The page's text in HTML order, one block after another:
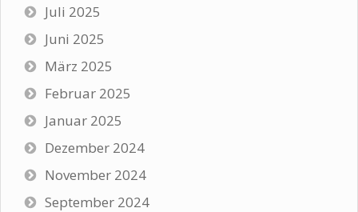
Juli 2025
Juni 2025
März 2025
Februar 2025
Januar 2025
Dezember 2024
November 2024
September 2024